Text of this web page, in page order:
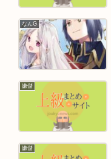
なんG
嫌儲
嫌儲